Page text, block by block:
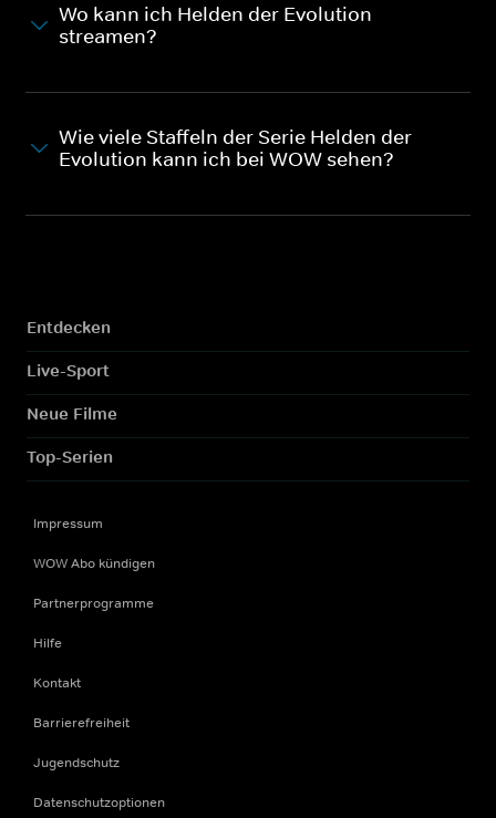
Wo kann ich Helden der Evolution
streamen?
Wie viele Staffeln der Serie Helden der
Evolution kann ich bei WOW sehen?
Entdecken
Live-Sport
Neue Filme
Top-Serien
Impressum
WOW Abo kündigen
Partnerprogramme
Hilfe
Kontakt
Barrierefreiheit
Jugendschutz
Datenschutzoptionen